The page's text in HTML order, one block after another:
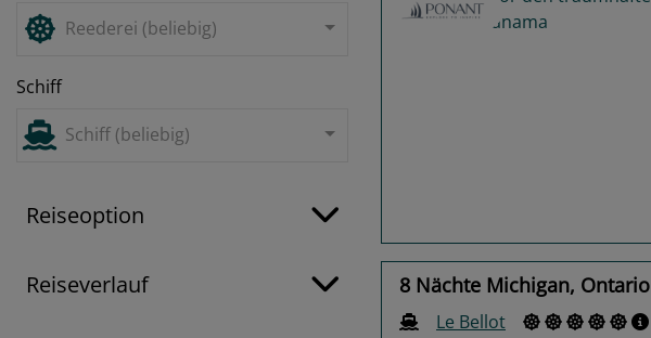
Reederei (beliebig)
Schiff
Schiff (beliebig)
Reiseoption
Reiseverlauf 8 Nächte Michigan, Ontario
Le Bellot